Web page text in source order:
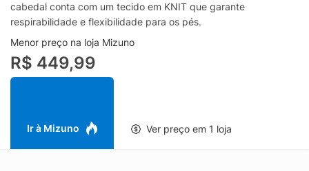
cabedal conta com um tecido em KNIT que garante
respirabilidade e flexibilidade para os pés.
Menor preço na loja Mizuno
R$ 449,99
Ir à Mizuno Ver preço em 1 loja